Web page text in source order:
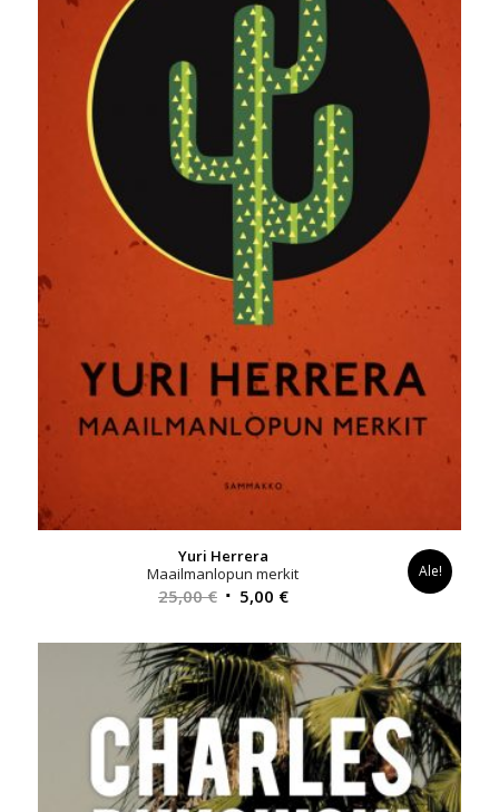
Yuri Herrera
Maailmanlopun merkit
25,00€ Alkuperäinen
oli:
25,00 €.
5,00 €Nykyinen
on:
5,00 €.
Ale!